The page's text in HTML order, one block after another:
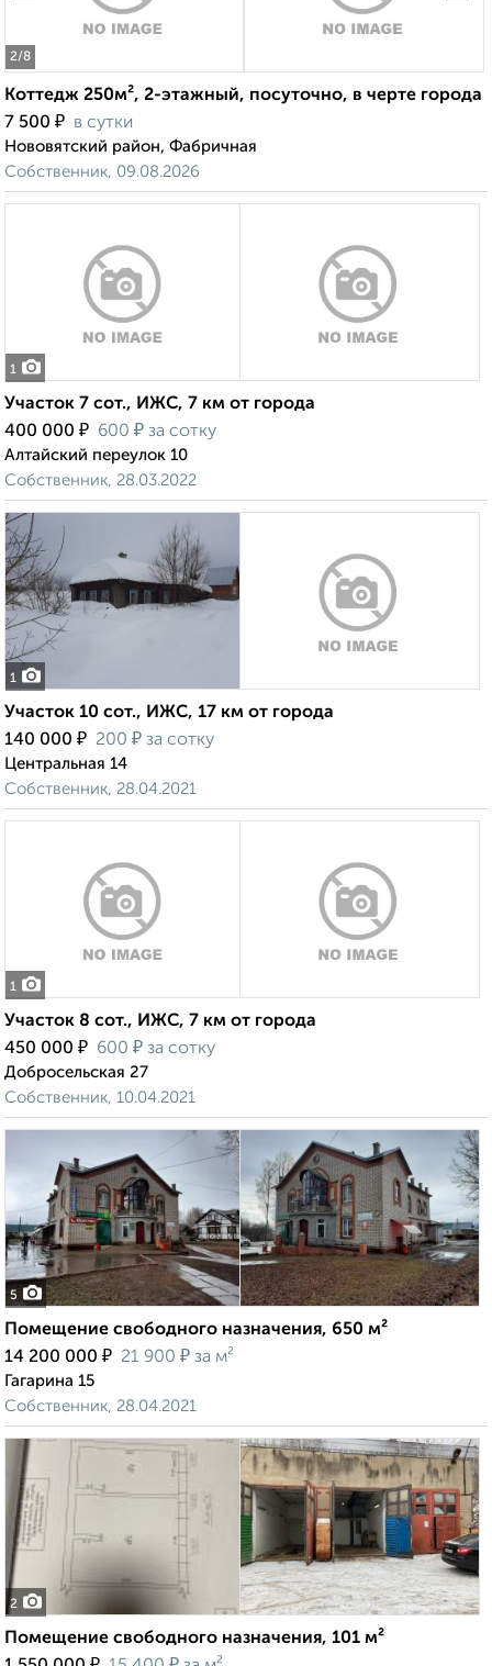
2/8
Коттедж 250м², 2-этажный, посуточно, в черте города
7 500 ₽ в сутки
Нововятский район, Фабричная
Собственник, 09.08.2026
1
Участок 7 сот., ИЖС, 7 км от города
400 000 ₽ 600 ₽ за сотку
Алтайский переулок 10
Собственник, 28.03.2022
1
Участок 10 сот., ИЖС, 17 км от города
140 000 ₽ 200 ₽ за сотку
Центральная 14
Собственник, 28.04.2021
1
Участок 8 сот., ИЖС, 7 км от города
450 000 ₽ 600 ₽ за сотку
Добросельская 27
Собственник, 10.04.2021
5
Помещение свободного назначения, 650 м²
14 200 000 ₽ 21 900 ₽ за м²
Гагарина 15
Собственник, 28.04.2021
2
Помещение свободного назначения, 101 м²